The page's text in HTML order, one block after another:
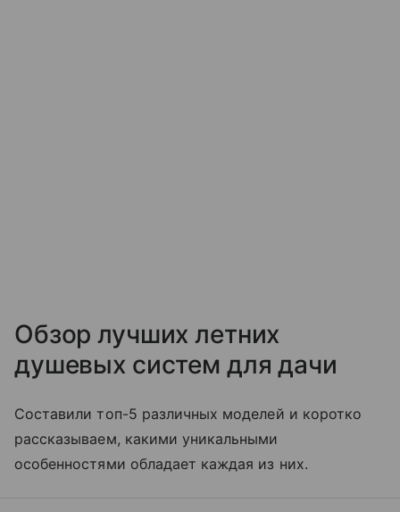
Обзор лучших летних
душевых систем для дачи
Составили топ-5 различных моделей и коротко
рассказываем, какими уникальными
особенностями обладает каждая из них.